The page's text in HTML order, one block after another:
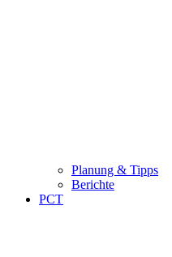
Planung & Tipps
Berichte
PCT